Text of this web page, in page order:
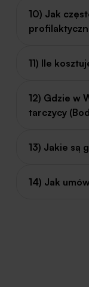
10) Jak
11) Ile
12) Gdzie w
tarczycy
13) Jakie są
14) Jak